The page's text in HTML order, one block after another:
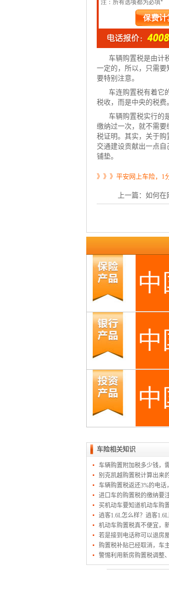
车辆购置税是由计
一定的，所以，只需
要特别注意。
车连购置税有着它
税收，而是中央的税费
车辆购置税实行的
缴纳过一次，就不需
税证明。其实，关于
交通建设贡献出一点
铺垫。
》》》平安网上车险，1
上一篇： 如何在
车险相关知识
车辆购置附加税多少钱，
别克凯越购置税计算出来
车辆购置税返还3%的电
进口车的购置税的缴纳要
买机动车要知道机动车购
逍客1.6L怎么样？逍客
机动车购置税真不便宜，
若是接到电话称可以退房
购置税补贴已经取消，车
警惕利用新房购置税调整